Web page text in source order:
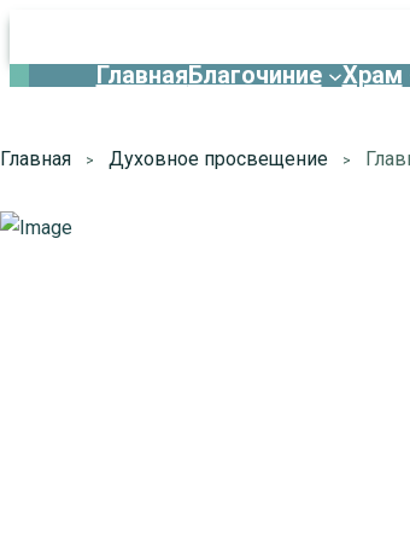
ГлавнаяБлагочиние Храм
Главная Духовное просвещение